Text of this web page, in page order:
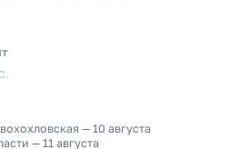
— 10 августа
— 11 августа